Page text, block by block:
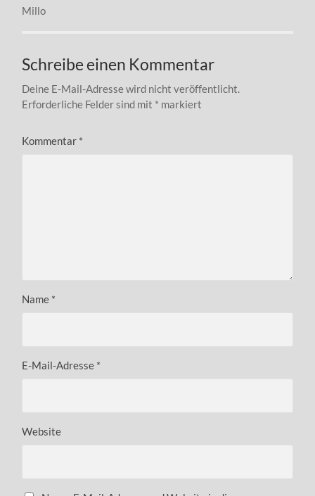
Millo
Schreibe einen Kommentar
Deine E-Mail-Adresse wird nicht veröffentlicht.
Erforderliche Felder sind mit * markiert
Kommentar *
Name *
E-Mail-Adresse *
Website